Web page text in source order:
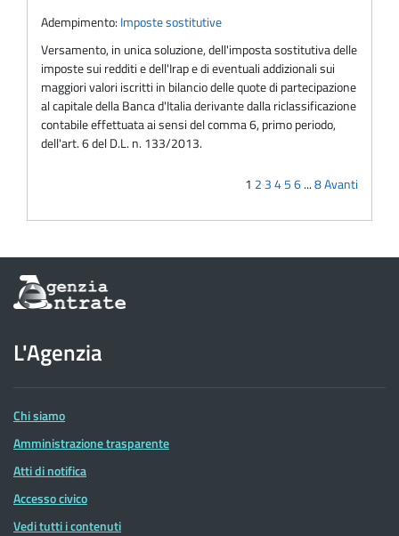
Adempimento: Imposte sostitutive
Versamento, in unica soluzione, dell'imposta sostitutiva delle
imposte sui redditi e dell'Irap e di eventuali addizionali sui
maggiori valori iscritti in bilancio delle quote di partecipazione
al capitale della Banca d'Italia derivante dalla riclassificazione
contabile effettuata ai sensi del comma 6, primo periodo,
dell'art. 6 del D.L. n. 133/2013.
1 2 3456...8Avanti
Informazioni
sul
dell'Agenzia
delle
Entrate
L'Agenzia
Chi siamo
Amministrazione trasparente
Atti di notifica
Accesso civico
Vedi tutti i contenuti